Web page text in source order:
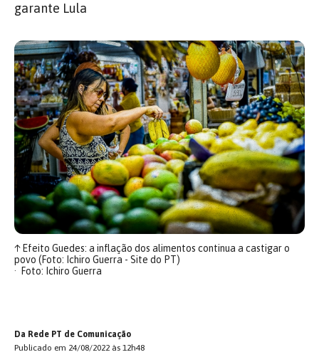
garante Lula
↑Efeito Guedes: a inflação dos alimentos continua a castigar o
povo (Foto: Ichiro Guerra - Site do PT)
Foto: Ichiro Guerra
Da Rede PT de Comunicação
Publicado em 24/08/2022 às 12h48